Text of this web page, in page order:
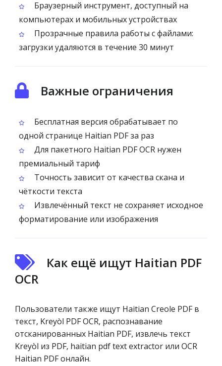
Браузерный инструмент, доступный на
компьютерах и мобильных устройствах
Прозрачные правила работы с файлами:
загрузки удаляются в течение 30 минут
Важные ограничения
Бесплатная версия обрабатывает по
одной странице Haitian PDF за раз
Для пакетного Haitian PDF OCR нужен
премиальный тариф
Точность зависит от качества скана и
чёткости текста
Извлечённый текст не сохраняет исходное
форматирование или изображения
Как ещё ищут Haitian PDF
OCR
Пользователи также ищут Haitian Creole PDF в
текст, Kreyòl PDF OCR, распознавание
отсканированных Haitian PDF, извлечь текст
Kreyòl из PDF, haitian pdf text extractor или OCR
Haitian PDF онлайн.